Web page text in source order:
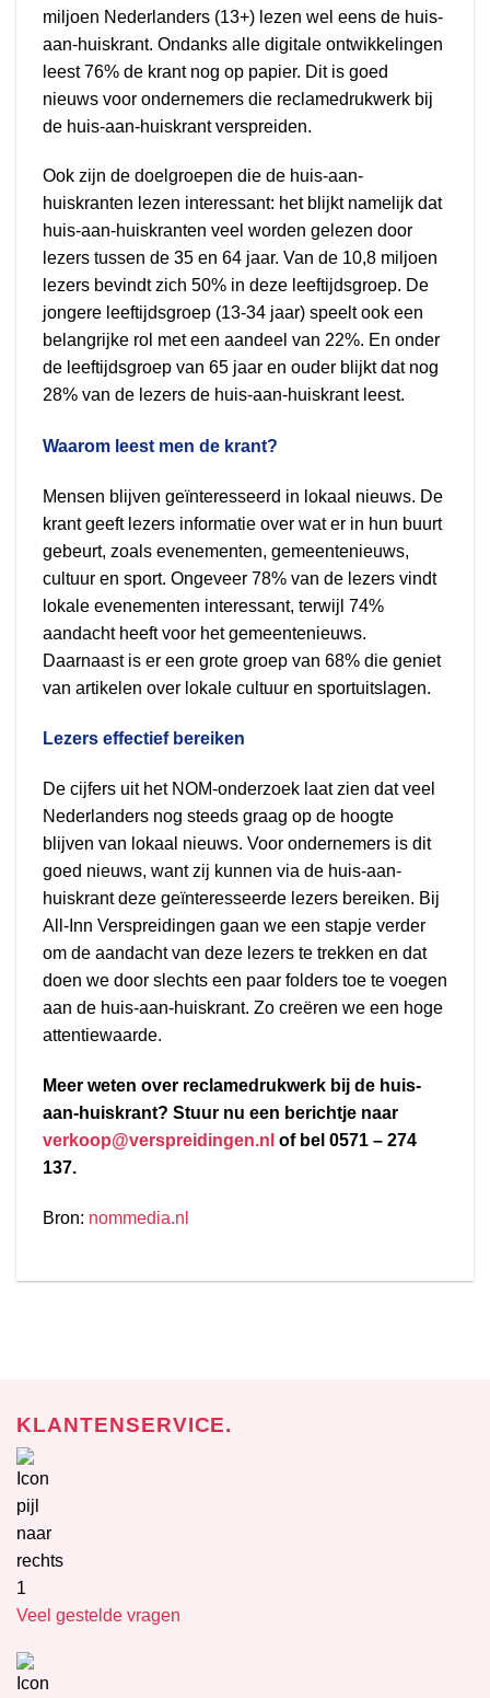
miljoen Nederlanders (13+) lezen wel eens de huis-
aan-huiskrant. Ondanks alle digitale ontwikkelingen
leest 76% de krant nog op papier. Dit is goed
nieuws voor ondernemers die reclamedrukwerk bij
de huis-aan-huiskrant verspreiden.
Ook zijn de doelgroepen die de huis-aan-
huiskranten lezen interessant: het blijkt namelijk dat
huis-aan-huiskranten veel worden gelezen door
lezers tussen de 35 en 64 jaar. Van de 10,8 miljoen
lezers bevindt zich 50% in deze leeftijdsgroep. De
jongere leeftijdsgroep (13-34 jaar) speelt ook een
belangrijke rol met een aandeel van 22%. En onder
de leeftijdsgroep van 65 jaar en ouder blijkt dat nog
28% van de lezers de huis-aan-huiskrant leest.
Waarom leest men de krant?
Mensen blijven geïnteresseerd in lokaal nieuws. De
krant geeft lezers informatie over wat er in hun buurt
gebeurt, zoals evenementen, gemeentenieuws,
cultuur en sport. Ongeveer 78% van de lezers vindt
lokale evenementen interessant, terwijl 74%
aandacht heeft voor het gemeentenieuws.
Daarnaast is er een grote groep van 68% die geniet
van artikelen over lokale cultuur en sportuitslagen.
Lezers effectief bereiken
De cijfers uit het NOM-onderzoek laat zien dat veel
Nederlanders nog steeds graag op de hoogte
blijven van lokaal nieuws. Voor ondernemers is dit
goed nieuws, want zij kunnen via de huis-aan-
huiskrant deze geïnteresseerde lezers bereiken. Bij
All-Inn Verspreidingen gaan we een stapje verder
om de aandacht van deze lezers te trekken en dat
doen we door slechts een paar folders toe te voegen
aan de huis-aan-huiskrant. Zo creëren we een hoge
attentiewaarde.
Meer weten over reclamedrukwerk bij de huis-
aan-huiskrant? Stuur nu een berichtje naar
verkoop@verspreidingen.nl of bel 0571 – 274
137.
Bron: nommedia.nl
KLANTENSERVICE.
Veel gestelde vragen